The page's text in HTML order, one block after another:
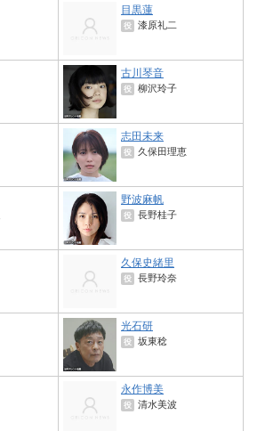
目黒蓮
役 漆原礼二
古川琴音
役 柳沢玲子
志田未来
役 久保田理恵
野波麻帆
役 長野桂子
久保史緒里
役 長野玲奈
光石研
役 坂東稔
永作博美
役 清水美波